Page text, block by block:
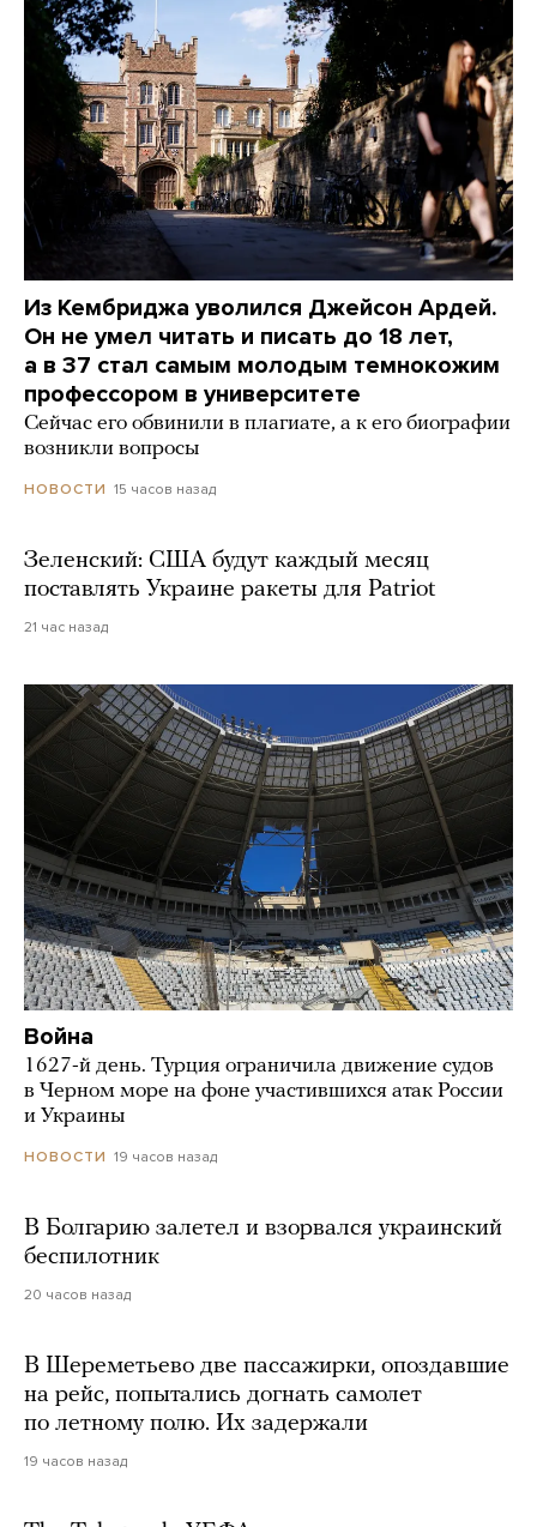
Из Кембриджа уволился Джейсон Ардей.
Он не умел читать и писать до 18 лет,
а в 37 стал самым молодым темнокожим
профессором в университете
Сейчас его обвинили в плагиате, а к его биографии
возникли вопросы
НОВОСТИ 15 часов назад
Зеленский: США будут каждый месяц
поставлять Украине ракеты для Patriot
21 час назад
Война
1627-й день. Турция ограничила движение судов
в Черном море на фоне участившихся атак России
и Украины
НОВОСТИ 19 часов назад
В Болгарию залетел и взорвался украинский
беспилотник
20 часов назад
В Шереметьево две пассажирки, опоздавшие
на рейс, попытались догнать самолет
по летному полю. Их задержали
19 часов назад